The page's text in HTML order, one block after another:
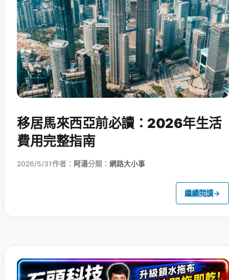
移居馬來西亞前必讀：2026年生活
費用完整指南
2026/5/31作者： 阿湯分類： 網路大小事
繼續閱讀→